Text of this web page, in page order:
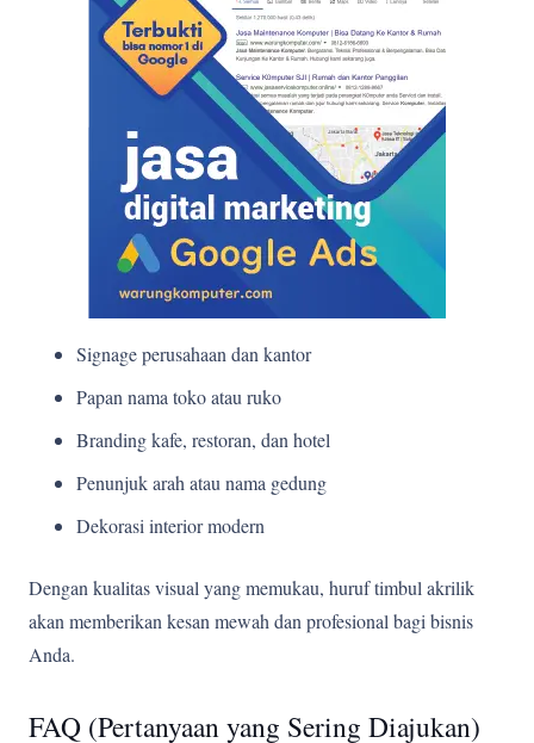
Signage perusahaan dan kantor
Papan nama toko atau ruko
Branding kafe, restoran, dan hotel
Penunjuk arah atau nama gedung
Dekorasi interior modern
Dengan kualitas visual yang memukau, huruf timbul akrilik
akan memberikan kesan mewah dan profesional bagi bisnis
Anda.
FAQ (Pertanyaan yang Sering Diajukan)